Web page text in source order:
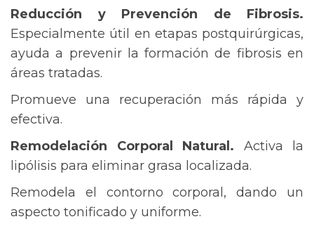
Reducción y Prevención de Fibrosis.
Especialmente útil en etapas postquirúrgicas,
ayuda a prevenir la formación de fibrosis en
áreas tratadas.
Promueve una recuperación más rápida y
efectiva.
Remodelación Corporal Natural. Activa la
lipólisis para eliminar grasa localizada.
Remodela el contorno corporal, dando un
aspecto tonificado y uniforme.